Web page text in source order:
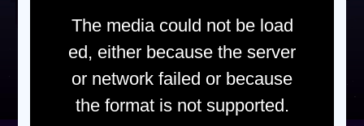
The media could not be load
ed, either because the server
or network failed or because
the format is not supported.